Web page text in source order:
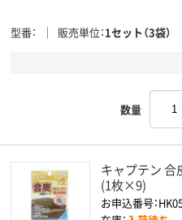
型番 販売単位 1セット（3袋）
数量
キャプテン 合
(1枚×9)
お申込番号：